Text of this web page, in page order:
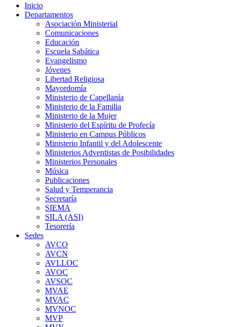
Inicio
Departamentos
Asociación Ministerial
Comunicaciones
Educación
Escuela Sabática
Evangelismo
Jóvenes
Libertad Religiosa
Mayordomía
Ministerio de Capellanía
Ministerio de la Familia
Ministerio de la Mujer
Ministerio del Espíritu de Profecía
Ministerio en Campus Públicos
Ministerio Infantil y del Adolescente
Ministerios Adventistas de Posibilidades
Ministerios Personales
Música
Publicaciones
Salud y Temperancia
Secretaría
SIEMA
SILA (ASI)
Tesorería
Sedes
AVCO
AVCN
AVLLOC
AVOC
AVSOC
MVAE
MVAC
MVNOC
MVP